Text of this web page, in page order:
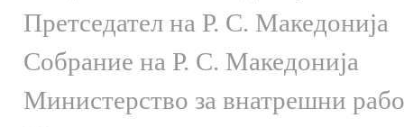
Претседател на Р. С. Македонија
Собрание на Р. С. Македонија
Министерство за внатрешни